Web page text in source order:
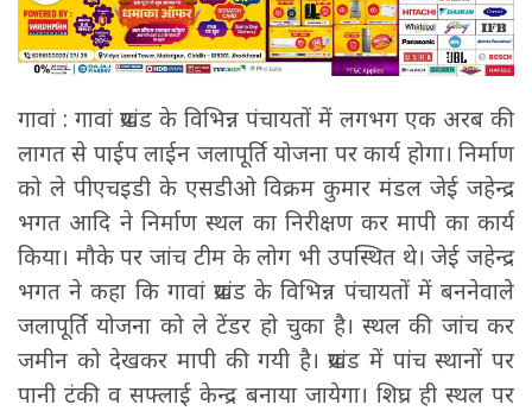
गावां : गावां प्रखंड के विभिन्न पंचायतों में लगभग एक अरब की
लागत से पाईप लाईन जलापूर्ति योजना पर कार्य होगा। निर्माण
को ले पीएचइडी के एसडीओ विक्रम कुमार मंडल जेई जहेन्द्र
भगत आदि ने निर्माण स्थल का निरीक्षण कर मापी का कार्य
किया। मौके पर जांच टीम के लोग भी उपस्थित थे। जेई जहेन्द्र
भगत ने कहा कि गावां प्रखंड के विभिन्न पंचायतों में बननेवाले
जलापूर्ति योजना को ले टेंडर हो चुका है। स्थल की जांच कर
जमीन को देखकर मापी की गयी है। प्रखंड में पांच स्थानों पर
पानी टंकी व सफ्लाई केन्द्र बनाया जायेगा। शिघ्र ही स्थल पर